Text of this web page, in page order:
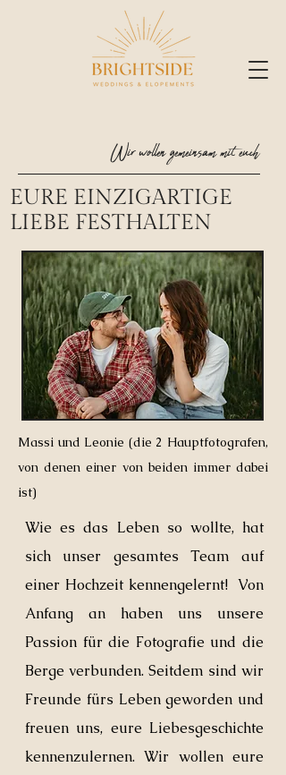
Wir wollen gemeinsam mit euch
EURE EINZIGARTIGE
LIEBE FESTHALTEN
Massi und Leonie (die 2 Hauptfotografen,
von denen einer von beiden immer dabei
ist)
Wie es das Leben so wollte, hat
sich unser gesamtes Team auf
einer Hochzeit kennengelernt! Von
Anfang an haben uns unsere
Passion für die Fotografie und die
Berge verbunden. Seitdem sind wir
Freunde fürs Leben geworden und
freuen uns, eure Liebesgeschichte
kennenzulernen. Wir wollen eure